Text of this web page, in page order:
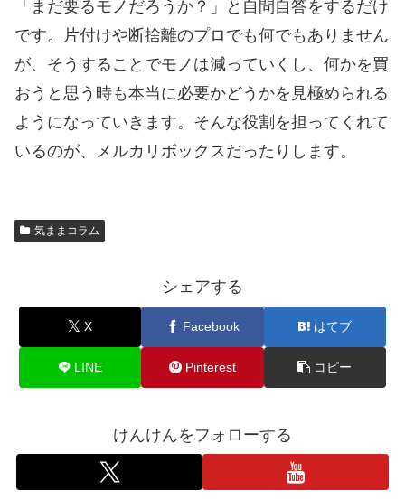
「まだ要るモノだろうか？」と自問自答をするだけ
です。片付けや断捨離のプロでも何でもありません
が、そうすることでモノは減っていくし、何かを買
おうと思う時も本当に必要かどうかを見極められる
ようになっていきます。そんな役割を担ってくれて
いるのが、メルカリボックスだったりします。
気ままコラム
シェアする
X Facebook はてブ
LINE Pinterest コピー
けんけんをフォローする